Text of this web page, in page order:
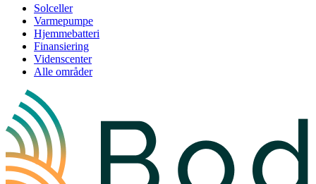
Solceller
Varmepumpe
Hjemmebatteri
Finansiering
Videnscenter
Alle områder